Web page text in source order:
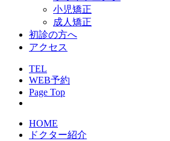
小児矯正
成人矯正
初診の方へ
アクセス
TEL
WEB予約
Page Top
HOME
ドクター紹介